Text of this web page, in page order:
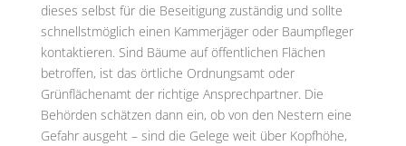
dieses selbst für die Beseitigung zuständig und sollte
schnellstmöglich einen Kammerjäger oder Baumpfleger
kontaktieren. Sind Bäume auf öffentlichen Flächen
betroffen, ist das örtliche Ordnungsamt oder
Grünflächenamt der richtige Ansprechpartner. Die
Behörden schätzen dann ein, ob von den Nestern eine
Gefahr ausgeht – sind die Gelege weit über Kopfhöhe,